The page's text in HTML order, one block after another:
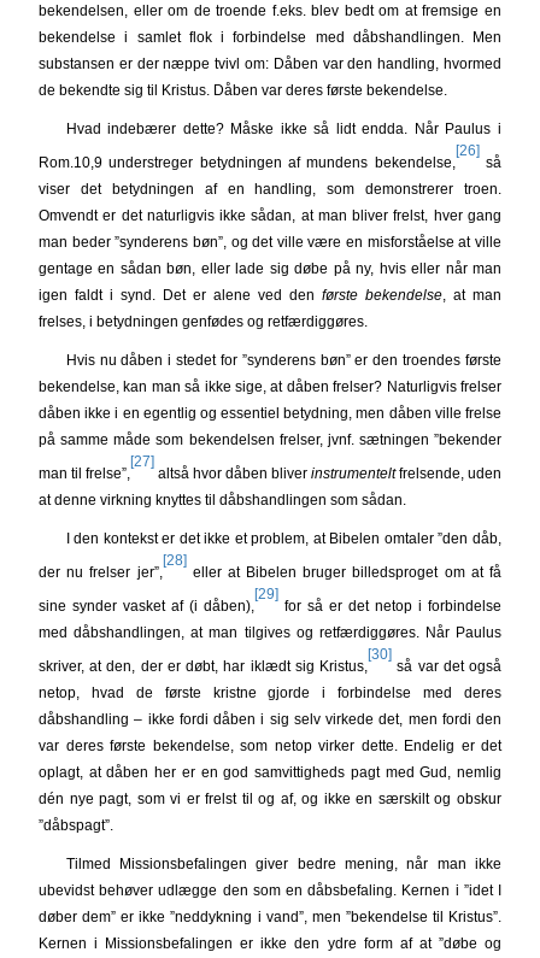
bekendelsen, eller om de troende f.eks. blev bedt om at fremsige en
bekendelse i samlet flok i forbindelse med dåbshandlingen. Men
substansen er der næppe tvivl om: Dåben var den handling, hvormed
de bekendte sig til Kristus. Dåben var deres første bekendelse.
Hvad indebærer dette? Måske ikke så lidt endda. Når Paulus i
Rom.10,9 understreger betydningen af mundens bekendelse,
[26]
så
viser det betydningen af en handling, som demonstrerer troen.
Omvendt er det naturligvis ikke sådan, at man bliver frelst, hver gang
man beder ”synderens bøn”, og det ville være en misforståelse at ville
gentage en sådan bøn, eller lade sig døbe på ny, hvis eller når man
igen faldt i synd. Det er alene ved den første bekendelse, at man
frelses, i betydningen genfødes og retfærdiggøres.
Hvis nu dåben i stedet for ”synderens bøn” er den troendes første
bekendelse, kan man så ikke sige, at dåben frelser? Naturligvis frelser
dåben ikke i en egentlig og essentiel betydning, men dåben ville frelse
på samme måde som bekendelsen frelser, jvnf. sætningen ”bekender
man til frelse”,
[27]
altså hvor dåben bliver instrumenteltfrelsende, uden
at denne virkning knyttes til dåbshandlingen som sådan.
I den kontekst er det ikke et problem, at Bibelen omtaler ”den dåb,
der nu frelser jer”,
[28]
eller at Bibelen bruger billedsproget om at få
sine synder vasket af (i dåben),
[29]
for så er det netop i forbindelse
med dåbshandlingen, at man tilgives og retfærdiggøres. Når Paulus
skriver, at den, der er døbt, har iklædt sig Kristus,
[30]
så var det også
netop, hvad de første kristne gjorde i forbindelse med deres
dåbshandling – ikke fordi dåben i sig selv virkede det, men fordi den
var deres første bekendelse, som netop virker dette. Endelig er det
oplagt, at dåben her er en god samvittigheds pagt med Gud, nemlig
dén nye pagt, som vi er frelst til og af, og ikke en særskilt og obskur
”dåbspagt”.
Tilmed Missionsbefalingen giver bedre mening, når man ikke
ubevidst behøver udlægge den som en dåbsbefaling. Kernen i ”idet I
døber dem” er ikke ”neddykning i vand”, men ”bekendelse til Kristus”.
Kernen i Missionsbefalingen er ikke den ydre form af at ”døbe og